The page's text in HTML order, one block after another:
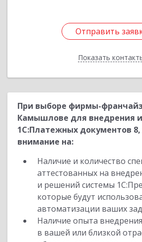
Отправить
Показать
Отправить
Назад
При выборе фирмы-
Камышлове для внедрения
1С:Платежных документов 8,
внимание на:
Наличие и количество
аттестованных на
и решений системы
которые будут
автоматизации ваших
Наличие опыта
в вашей или близкой